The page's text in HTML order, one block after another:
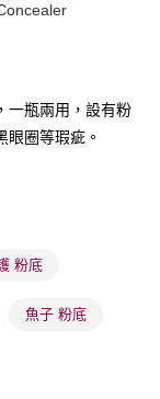
一瓶兩用，設有粉
眼圈等瑕疵。
粉底
魚子 粉底